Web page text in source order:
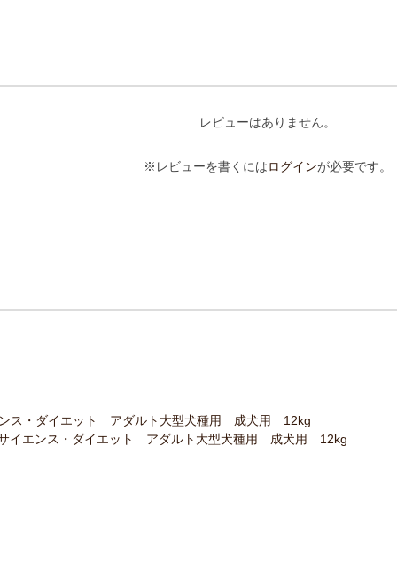
レビューはありません。
※レビューを書くにはログインが必要です。
ス・ダイエット アダルト大型犬種用 成犬用 12kg
イエンス・ダイエット アダルト大型犬種用 成犬用 12kg